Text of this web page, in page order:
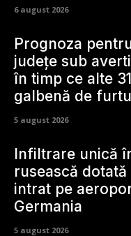
6 august 2026
Prognoza
județe sub
în timp ce alte
galbenă de
5 august 2026
Infiltrare unică
rusească
intrat pe
Germania
5 august 2026